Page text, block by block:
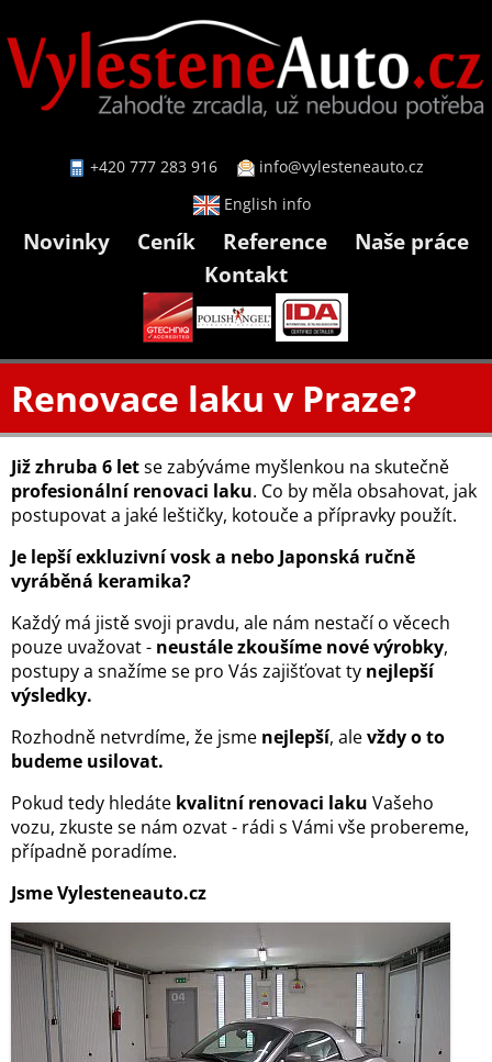
+420 777 283 916
info@vylesteneauto.cz
English info
Novinky Ceník Reference
Naše práce
Kontakt
Renovace laku v Praze?
Již zhruba 6 letse zabýváme myšlenkou na skutečně
profesionální renovaci laku. Co by měla obsahovat, jak
postupovat a jaké leštičky, kotouče a přípravky použít.
Je lepší exkluzivní vosk a nebo Japonská ručně
vyráběná keramika?
Každý má jistě svoji pravdu, ale nám nestačí o věcech
pouze uvažovat - neustále zkoušíme nové výrobky,
postupy a snažíme se pro Vás zajišťovat ty nejlepší
výsledky.
Rozhodně netvrdíme, že jsme nejlepší, alevždy o to
budeme usilovat.
Pokud tedy hledáte kvalitní renovaci laku Vašeho
vozu, zkuste se nám ozvat - rádi s Vámi vše probereme,
případně poradíme.
Jsme Vylesteneauto.cz